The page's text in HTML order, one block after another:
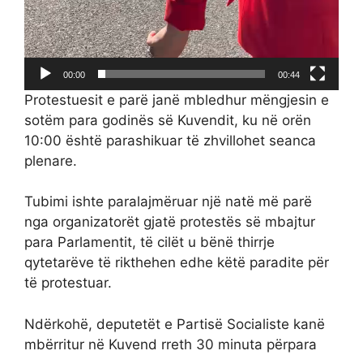
00:00 00:44
Protestuesit e parë janë mbledhur mëngjesin e
sotëm para godinës së Kuvendit, ku në orën
10:00 është parashikuar të zhvillohet seanca
plenare.
Tubimi ishte paralajmëruar një natë më parë
nga organizatorët gjatë protestës së mbajtur
para Parlamentit, të cilët u bënë thirrje
qytetarëve të rikthehen edhe këtë paradite për
të protestuar.
Ndërkohë, deputetët e Partisë Socialiste kanë
mbërritur në Kuvend rreth 30 minuta përpara